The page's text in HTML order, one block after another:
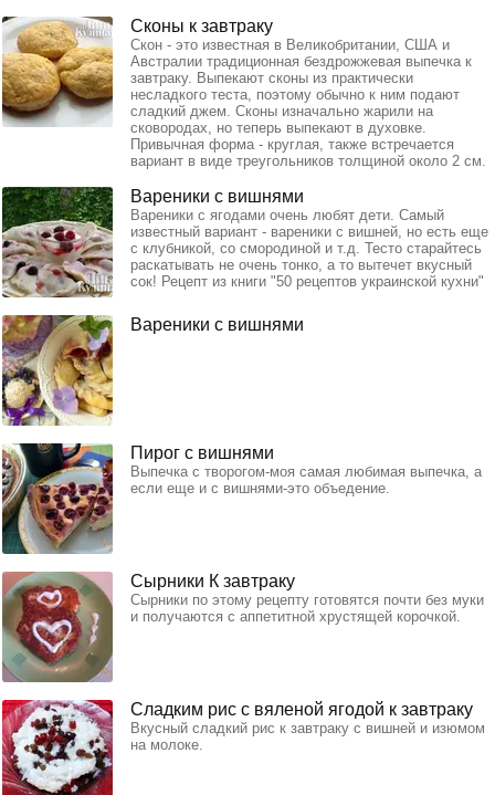
Сконы к завтраку
Скон - это известная в Великобритании, США и
Австралии традиционная бездрожжевая выпечка к
завтраку. Выпекают сконы из практически
несладкого теста, поэтому обычно к ним подают
сладкий джем. Сконы изначально жарили на
сковородах, но теперь выпекают в духовке.
Привычная форма - круглая, также встречается
вариант в виде треугольников толщиной около 2 см.
Вареники с вишнями
Вареники с ягодами очень любят дети. Самый
известный вариант - вареники с вишней, но есть еще
с клубникой, со смородиной и т.д. Тесто старайтесь
раскатывать не очень тонко, а то вытечет вкусный
сок! Рецепт из книги "50 рецептов украинской кухни"
Вареники с вишнями
Пирог с вишнями
Выпечка с творогом-моя самая любимая выпечка, а
если еще и с вишнями-это объедение.
Сырники К завтраку
Сырники по этому рецепту готовятся почти без муки
и получаются с аппетитной хрустящей корочкой.
Сладким рис с вяленой ягодой к завтраку
Вкусный сладкий рис к завтраку с вишней и изюмом
на молоке.